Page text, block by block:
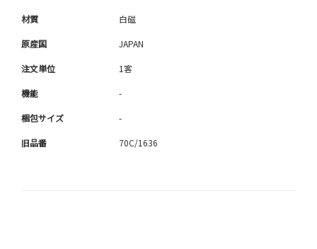
材質 白磁
原産国 JAPAN
注文単位 1客
機能 -
梱包サイズ -
旧品番 70C/1636